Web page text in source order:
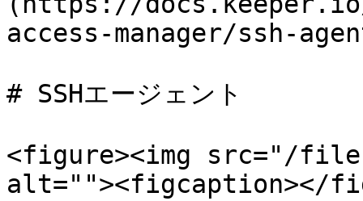
access-manager/ssh-
# SSHエージェント
<figure><img src="/files/
alt=""><figcaption></